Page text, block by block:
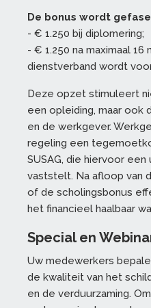
De bonus wordt
- € 1.250 bij diplomering;
- € 1.250 na maximaal 16
dienstverband wordt
Deze opzet stimuleert
een opleiding, maar ook
en de werkgever.
regeling een
SUSAG, die hiervoor
vaststelt. Na afloop van
of de scholingsbonus
het financieel haalbaar
Special en
Uw medewerkers
de kwaliteit van het
en de verduurzaming.